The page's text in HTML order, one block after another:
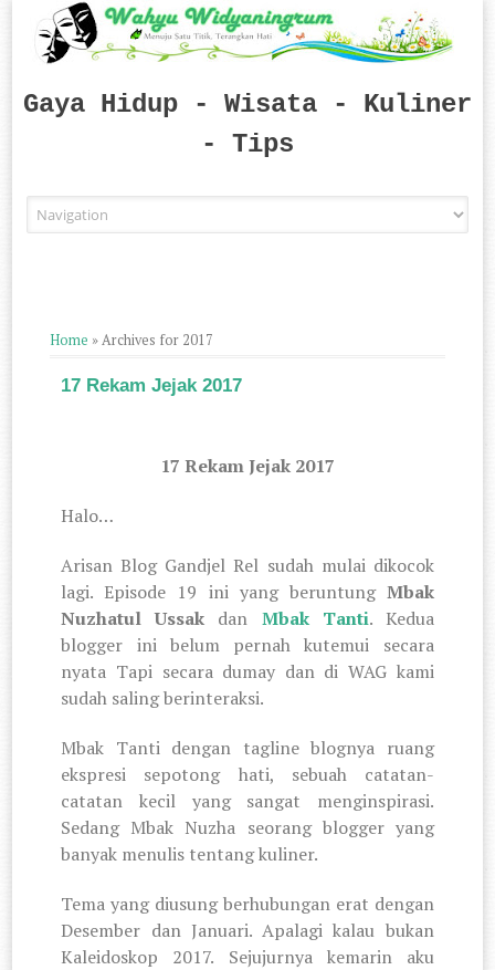
Gaya Hidup - Wisata - Kuliner
- Tips
Home »Archives for 2017
17 Rekam Jejak 2017
17 Rekam Jejak 2017
Halo…
Arisan Blog Gandjel Rel sudah mulai dikocok
lagi. Episode 19 ini yang beruntung Mbak
Nuzhatul Ussak dan Mbak Tanti. Kedua
blogger ini belum pernah kutemui secara
nyata Tapi secara dumay dan di WAG kami
sudah saling berinteraksi.
Mbak Tanti dengan tagline blognya ruang
ekspresi sepotong hati, sebuah catatan-
catatan kecil yang sangat menginspirasi.
Sedang Mbak Nuzha seorang blogger yang
banyak menulis tentang kuliner.
Tema yang diusung berhubungan erat dengan
Desember dan Januari. Apalagi kalau bukan
Kaleidoskop 2017. Sejujurnya kemarin aku